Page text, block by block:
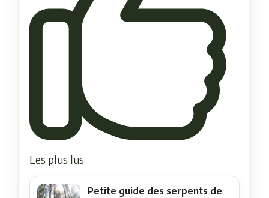
Les plus lus
Petite guide des serpents de